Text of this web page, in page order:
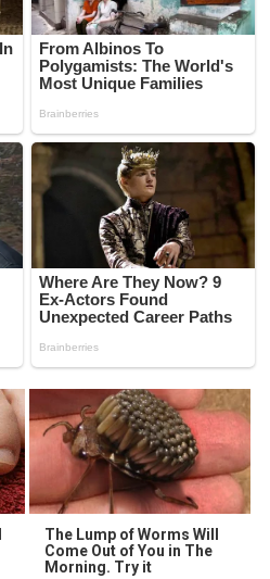
The Lump of Worms Will
Come Out of You in The
Morning. Try it